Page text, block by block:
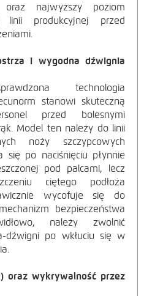
oraz najwyższy poziom
produkcyjnej przed
i wygodna dźwignia
technologia
stanowi skuteczną
przed bolesnymi
Model ten należy do linii
noży szczypcowych
się po naciśnięciu płynnie
pod palcami, lecz
ciętego podłoża
wycofuje się do
bezpieczeństwa
należy
zwolnić
dźwigni po wkłuciu się w
oraz wykrywalność przez